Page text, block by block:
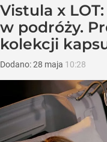
Vistula x
w podróży.
kolekcji
Dodano:28 maja 10:28